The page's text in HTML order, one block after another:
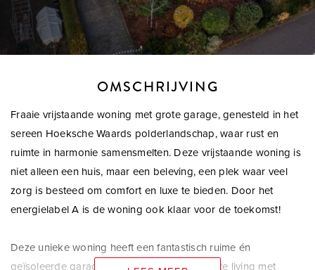
OMSCHRIJVING
Fraaie vrijstaande woning met grote garage, genesteld in het
sereen Hoeksche Waards polderlandschap, waar rust en
ruimte in harmonie samensmelten. Deze vrijstaande woning is
niet alleen een huis, maar een beleving, een plek waar veel
zorg is besteed om comfort en luxe te bieden. Door het
energielabel A is de woning ook klaar voor de toekomst!
Deze unieke woning heeft een fantastisch ruime én
geïsoleerde garage (28m²) met carport, riante living met